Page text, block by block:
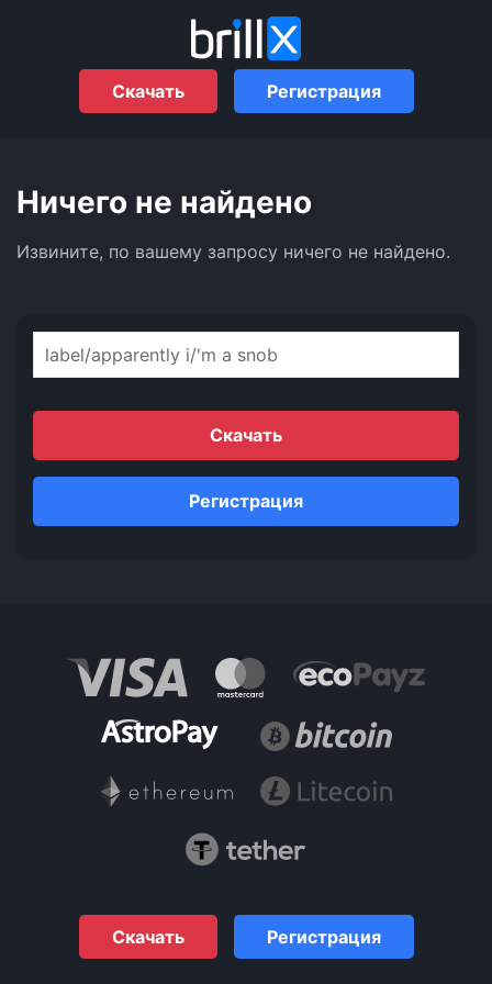
Скачать Регистрация
Ничего не найдено
Извините, по вашему запросу ничего не найдено.
Найти:
Скачать
Регистрация
Скачать Регистрация